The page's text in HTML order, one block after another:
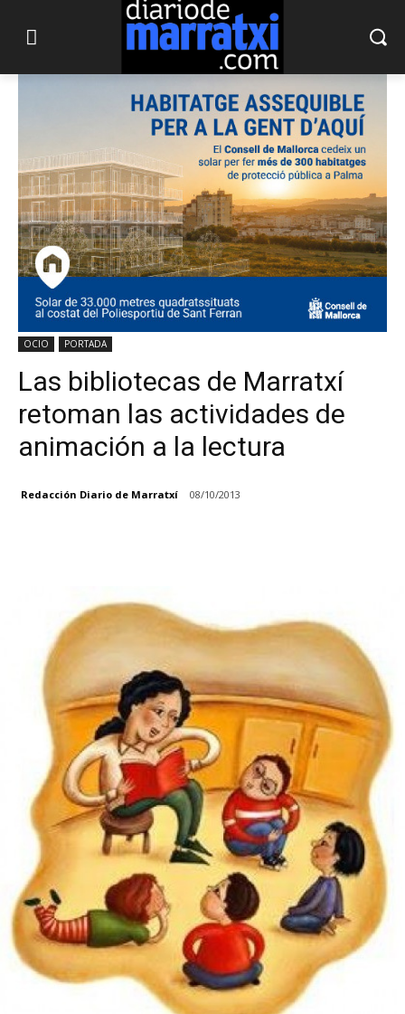
OCIO PORTADA
Las bibliotecas de Marratxí
retoman las actividades de
animación a la lectura
Redacción Diario de Marratxí 08/10/2013